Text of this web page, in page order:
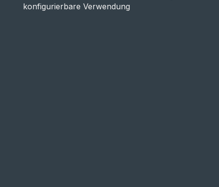
konfigurierbare Verwendung